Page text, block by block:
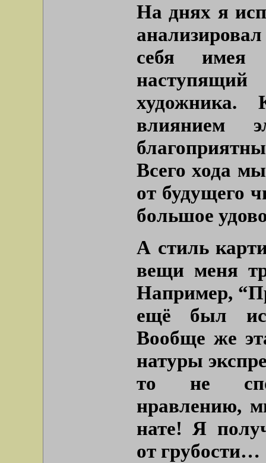
На днях я
себя имея
художника.
влиянием
Всего хода
от будущего
большое
А стиль
вещи меня
Например,
ещё был
Вообще же
натуры
то не
нравлению,
нате! Я
от грубости…